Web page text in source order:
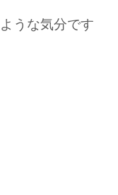
うな気分です